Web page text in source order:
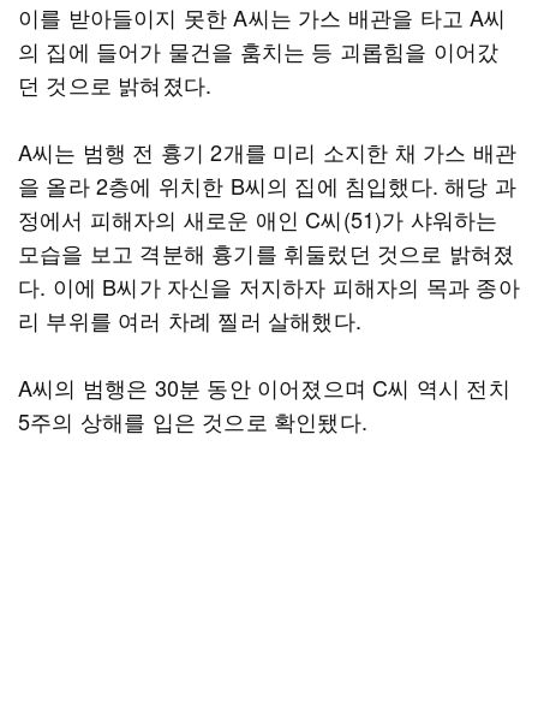
이를 받아들이지 못한 A씨는 가스 배관을 타고 A씨
의 집에 들어가 물건을 훔치는 등 괴롭힘을 이어갔
던 것으로 밝혀졌다.
A씨는 범행 전 흉기 2개를 미리 소지한 채 가스 배관
을 올라 2층에 위치한 B씨의 집에 침입했다. 해당 과
정에서 피해자의 새로운 애인 C씨(51)가 샤워하는
모습을 보고 격분해 흉기를 휘둘렀던 것으로 밝혀졌
다. 이에 B씨가 자신을 저지하자 피해자의 목과 종아
리 부위를 여러 차례 찔러 살해했다.
A씨의 범행은 30분 동안 이어졌으며 C씨 역시 전치
5주의 상해를 입은 것으로 확인됐다.